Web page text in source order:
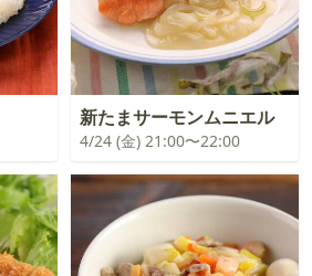
新たまサーモンムニエル
4/24 (金) 21:00〜22:00